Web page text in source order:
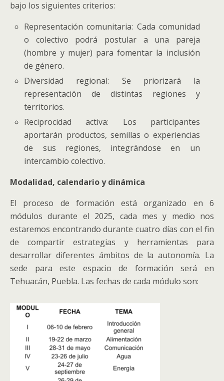
bajo los siguientes criterios:
Representación comunitaria: Cada comunidad
o colectivo podrá postular a una pareja
(hombre y mujer) para fomentar la inclusión
de género.
Diversidad regional: Se priorizará la
representación de distintas regiones y
territorios.
Reciprocidad activa: Los participantes
aportarán productos, semillas o experiencias
de sus regiones, integrándose en un
intercambio colectivo.
Modalidad, calendario y dinámica
El proceso de formación está organizado en 6
módulos durante el 2025, cada mes y medio nos
estaremos encontrando durante cuatro días con el fin
de compartir estrategias y herramientas para
desarrollar diferentes ámbitos de la autonomía. La
sede para este espacio de formación será en
Tehuacán, Puebla. Las fechas de cada módulo son: